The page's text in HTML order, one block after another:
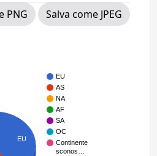
PNG
Salva come JPEG
EU
AS
NA
AF
SA
OC
Continente
sconos…
EU